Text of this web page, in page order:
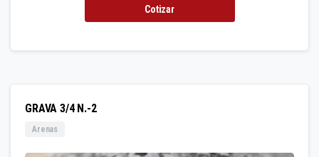
Cotizar
GRAVA 3/4 N.-2
Arenas